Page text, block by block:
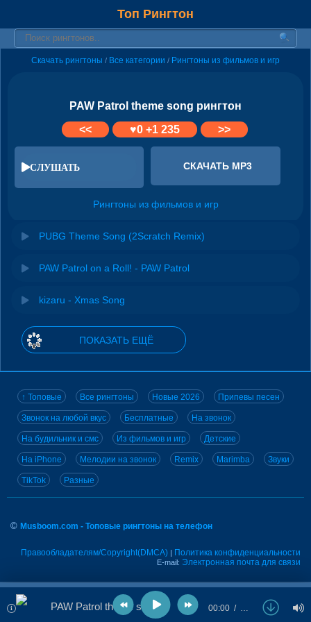
Топ Рингтон
Скачать рингтоны / Все категории / Рингтоны из фильмов и игр
PAW Patrol theme song рингтон
<<
♥0 +1 235 >>
СЛУШАТЬ СКАЧАТЬ MP3
Рингтоны из фильмов и игр
PUBG Theme Song (2Scratch Remix)
PAW Patrol on a Roll! - PAW Patrol
kizaru - Xmas Song
ПОКАЗАТЬ ЕЩЁ
↑ Топовые Все рингтоны Новые 2026 Припевы песен
Звонок на любой вкус Бесплатные На звонок
На будильник и смс Из фильмов и игр Детские
На iPhone Мелодии на звонок Remix Marimba Звуки
TikTok Разные
© Musboom.com - Топовые рингтоны на телефон
Правообладателям/Copyright(DMCA) | Политика конфиденциальности
E-mail: Электронная почта для связи
PAW Patrol theme song 00:00 …